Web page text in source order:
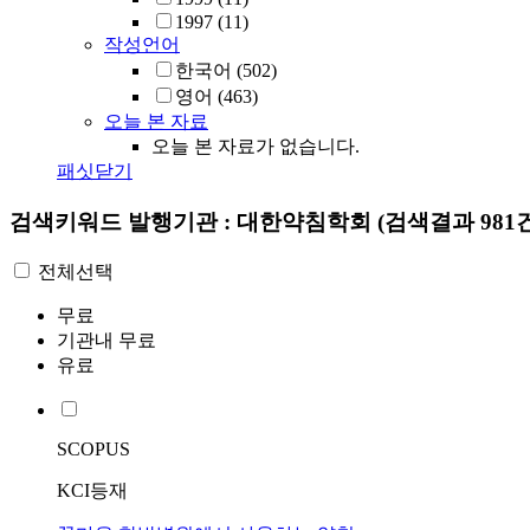
1997 (11)
작성언어
한국어 (502)
영어 (463)
오늘 본 자료
오늘 본 자료가 없습니다.
패싯닫기
검색키워드 발행기관 : 대한약침학회 (검색결과 981
전체선택
무료
기관내 무료
유료
SCOPUS
KCI등재